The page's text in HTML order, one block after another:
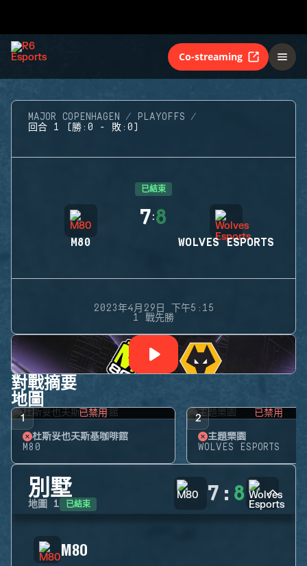
Co-streaming
MAJOR COPENHAGEN
PLAYOFFS
回合 1 (勝:0 - 敗:0)
已結束
M80
7:8
WOLVES ESPORTS
2023年4月29日 下午5:15
1 戰先勝
對戰摘要
地圖
1 已禁用
杜斯妥也夫斯基咖啡館
M80
2 已禁用
主題樂園
WOLVES ESPORTS
別墅
地圖 1 已結束 7 : 8
M80